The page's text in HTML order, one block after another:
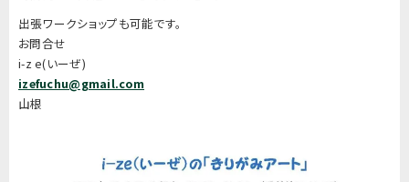
出張ワークショップも可能です。
お問合せ
i-z e(いーぜ)
izefuchu@gmail.com
山根